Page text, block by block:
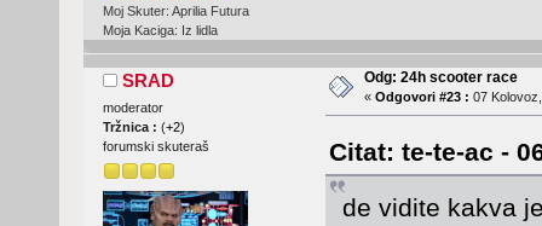
Moj Skuter: Aprilia Futura
Moja Kaciga: Iz lidla
SRAD
moderator
Tržnica : (+2)
forumski skuteraš
Odg: 24h scooter race
« Odgovori #23 : 07
Citat: te-te-ac -
de vidite kakva